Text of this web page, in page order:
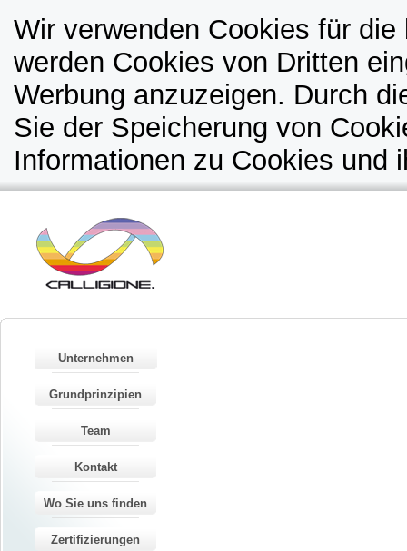
Wir verwenden Cookies für
werden Cookies von Dritten
Werbung anzuzeigen. Durch
Sie der Speicherung von
Informationen zu Cookies
Unternehmen
Grundprinzipien
Team
Kontakt
Wo Sie uns finden
Zertifizierungen